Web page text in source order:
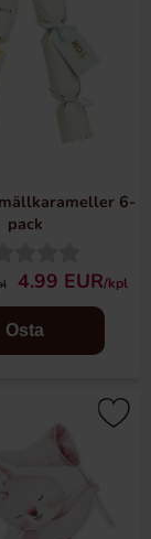
6-
pack
4.99 EUR/kpl
Osta